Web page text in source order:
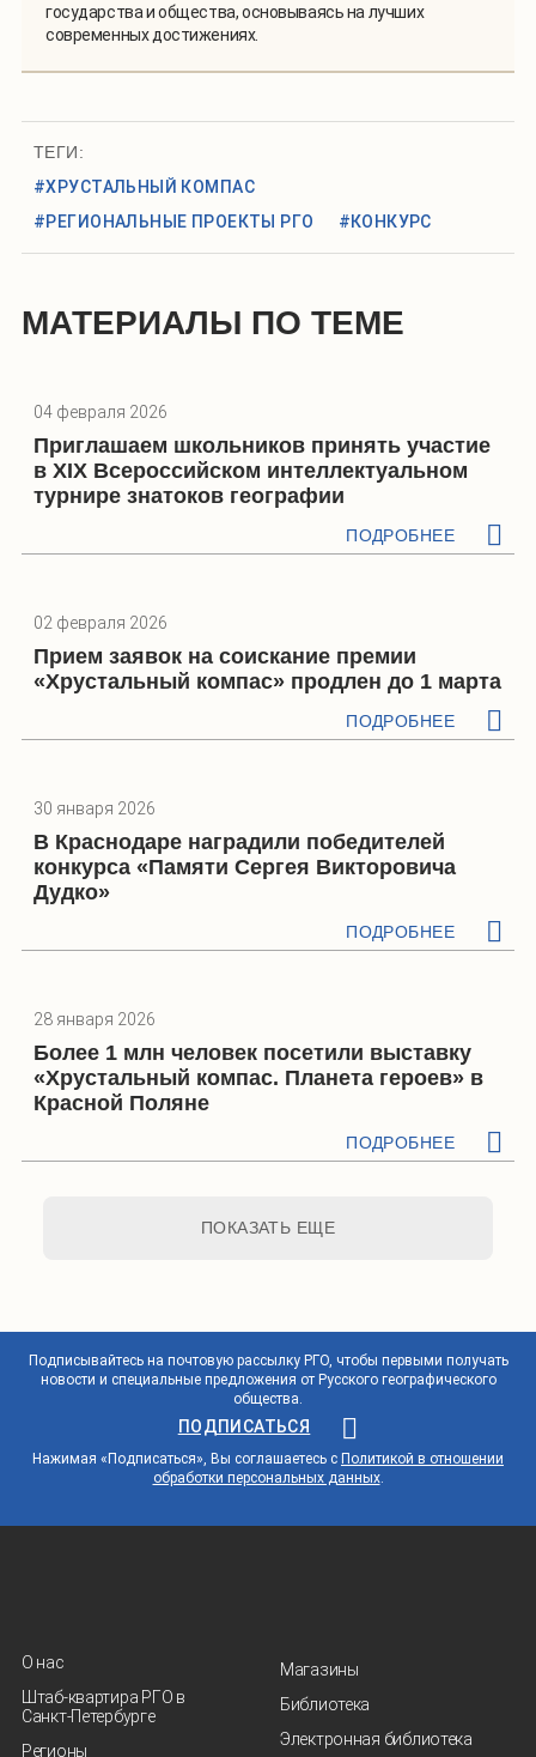
государства и общества, основываясь на лучших
современных достижениях.
ТЕГИ:
#ХРУСТАЛЬНЫЙ КОМПАС
#РЕГИОНАЛЬНЫЕ ПРОЕКТЫ РГО
#КОНКУРС
МАТЕРИАЛЫ ПО ТЕМЕ
04 февраля 2026
Приглашаем школьников принять участие
в XIX Всероссийском интеллектуальном
турнире знатоков географии
ПОДРОБНЕЕ
02 февраля 2026
Прием заявок на соискание премии
«Хрустальный компас» продлен до 1 марта
ПОДРОБНЕЕ
30 января 2026
В Краснодаре наградили победителей
конкурса «Памяти Сергея Викторовича
Дудко»
ПОДРОБНЕЕ
28 января 2026
Более 1 млн человек посетили выставку
«Хрустальный компас. Планета героев» в
Красной Поляне
ПОДРОБНЕЕ
ПОКАЗАТЬ ЕЩЕ
Подписывайтесь на почтовую рассылку РГО, чтобы первыми получать
новости и специальные предложения от Русского географического
общества.
ПОДПИСАТЬСЯ
Нажимая «Подписаться», Вы соглашаетесь с Политикой в отношении
обработки персональных данных.
О нас
Штаб-квартира РГО в
Санкт‑Петербурге
Регионы
Магазины
Библиотека
Электронная библиотека